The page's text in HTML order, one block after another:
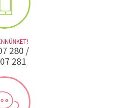
280 /
281